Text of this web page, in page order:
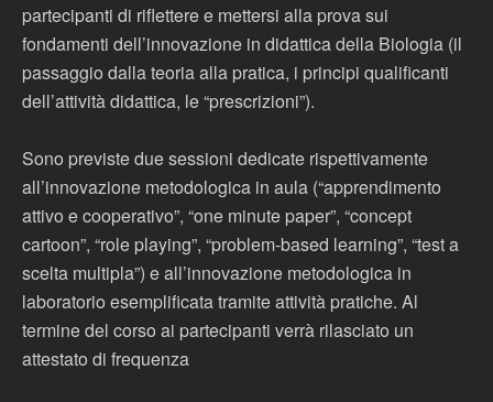
partecipanti di riflettere e mettersi alla prova sui
fondamenti dell’innovazione in didattica della Biologia (il
passaggio dalla teoria alla pratica, i principi qualificanti
dell’attività didattica, le “prescrizioni”).
Sono previste due sessioni dedicate rispettivamente
all’innovazione metodologica in aula (“apprendimento
attivo e cooperativo”, “one minute paper”, “concept
cartoon”, “role playing”, “problem-based learning”, “test a
scelta multipla”) e all’innovazione metodologica in
laboratorio esemplificata tramite attività pratiche. Al
termine del corso ai partecipanti verrà rilasciato un
attestato di frequenza